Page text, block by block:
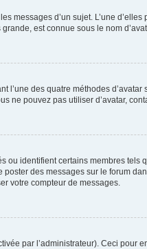
messages d’un sujet. L’une
est connue sous le nom
des quatre méthodes
ne pouvez pas utiliser d’avatar,
identifient certains membres
des messages sur le forum
votre compteur de messages.
par l’administrateur). Ceci pour